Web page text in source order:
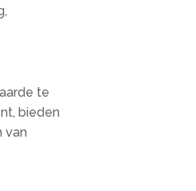
te
bieden
van